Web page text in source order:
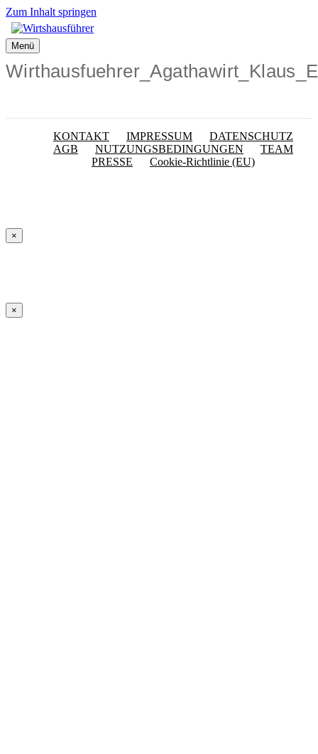
Zum Inhalt springen
Menü
KONTAKT IMPRESSUM
DATENSCHUTZ
AGB
NUTZUNGSBEDINGUNGEN
TEAM
PRESSE
Cookie-Richtlinie (EU)
×
×